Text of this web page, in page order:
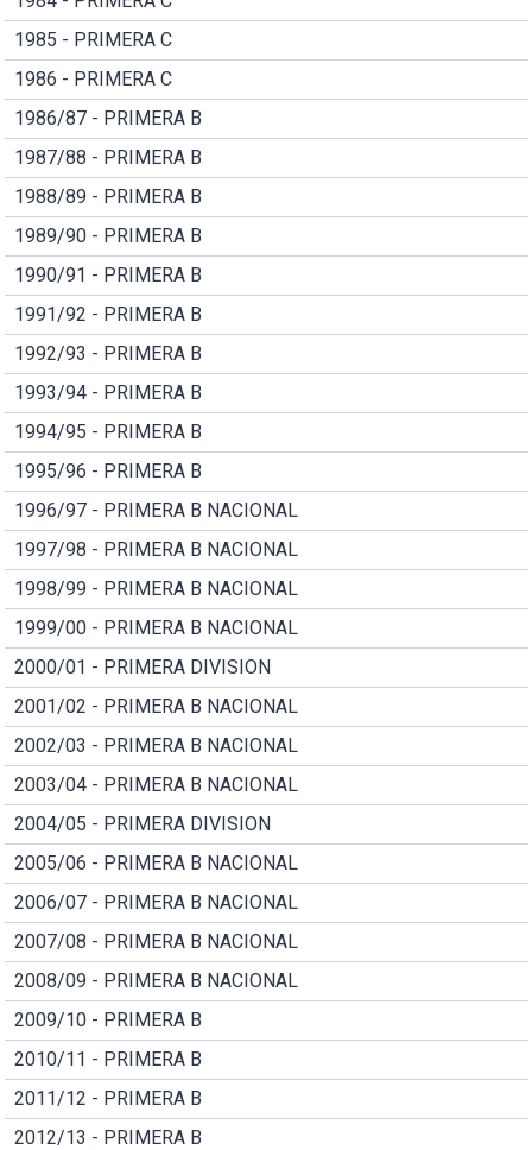
1985 - PRIMERA C
1986 - PRIMERA C
1986/87 - PRIMERA B
1987/88 - PRIMERA B
1988/89 - PRIMERA B
1989/90 - PRIMERA B
1990/91 - PRIMERA B
1991/92 - PRIMERA B
1992/93 - PRIMERA B
1993/94 - PRIMERA B
1994/95 - PRIMERA B
1995/96 - PRIMERA B
1996/97 - PRIMERA B NACIONAL
1997/98 - PRIMERA B NACIONAL
1998/99 - PRIMERA B NACIONAL
1999/00 - PRIMERA B NACIONAL
2000/01 - PRIMERA DIVISION
2001/02 - PRIMERA B NACIONAL
2002/03 - PRIMERA B NACIONAL
2003/04 - PRIMERA B NACIONAL
2004/05 - PRIMERA DIVISION
2005/06 - PRIMERA B NACIONAL
2006/07 - PRIMERA B NACIONAL
2007/08 - PRIMERA B NACIONAL
2008/09 - PRIMERA B NACIONAL
2009/10 - PRIMERA B
2010/11 - PRIMERA B
2011/12 - PRIMERA B
2012/13 - PRIMERA B